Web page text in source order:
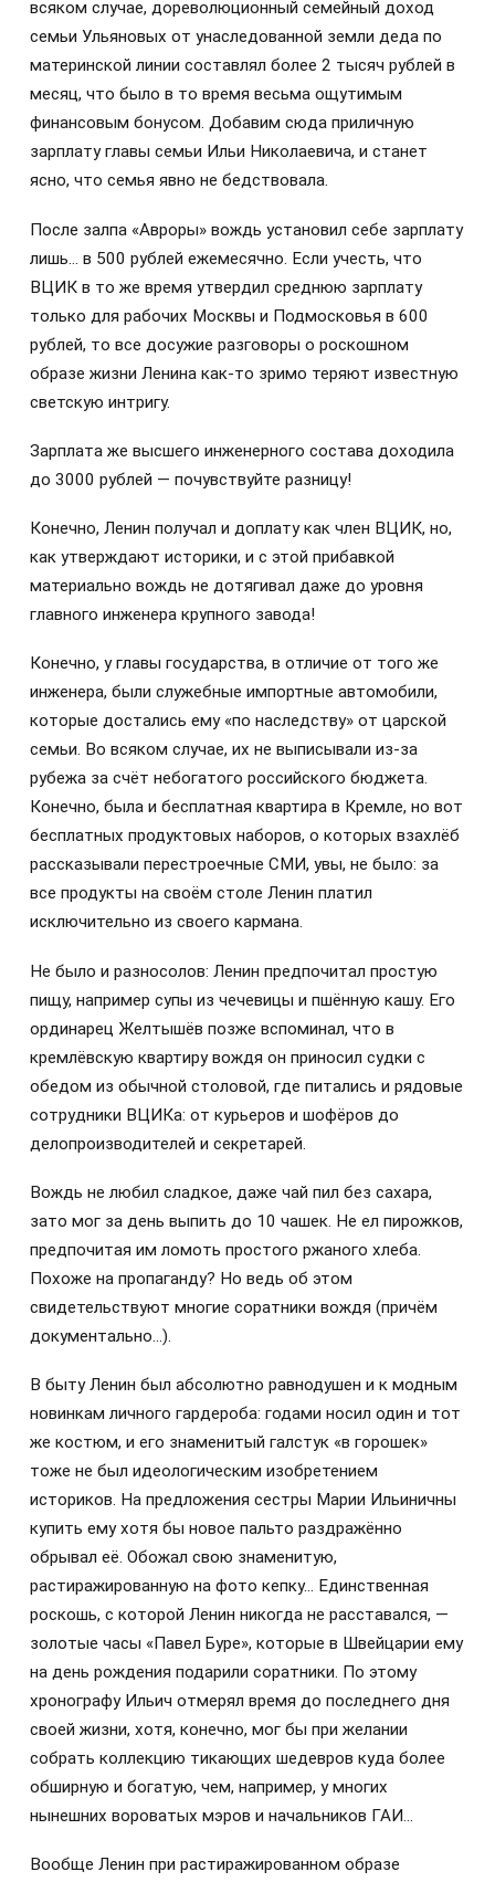
всяком случае, дореволюционный семейный доход
семьи Ульяновых от унаследованной земли деда по
материнской линии составлял более 2 тысяч рублей в
месяц, что было в то время весьма ощутимым
финансовым бонусом. Добавим сюда приличную
зарплату главы семьи Ильи Николаевича, и станет
ясно, что семья явно не бедствовала.
После залпа «Авроры» вождь установил себе зарплату
лишь… в 500 рублей ежемесячно. Если учесть, что
ВЦИК в то же время утвердил среднюю зарплату
только для рабочих Москвы и Подмосковья в 600
рублей, то все досужие разговоры о роскошном
образе жизни Ленина как-то зримо теряют известную
светскую интригу.
Зарплата же высшего инженерного состава доходила
до 3000 рублей — почувствуйте разницу!
Конечно, Ленин получал и доплату как член ВЦИК, но,
как утверждают историки, и с этой прибавкой
материально вождь не дотягивал даже до уровня
главного инженера крупного завода!
Конечно, у главы государства, в отличие от того же
инженера, были служебные импортные автомобили,
которые достались ему «по наследству» от царской
семьи. Во всяком случае, их не выписывали из-за
рубежа за счёт небогатого российского бюджета.
Конечно, была и бесплатная квартира в Кремле, но вот
бесплатных продуктовых наборов, о которых взахлёб
рассказывали перестроечные СМИ, увы, не было: за
все продукты на своём столе Ленин платил
исключительно из своего кармана.
Не было и разносолов: Ленин предпочитал простую
пищу, например супы из чечевицы и пшённую кашу. Его
ординарец Желтышёв позже вспоминал, что в
кремлёвскую квартиру вождя он приносил судки с
обедом из обычной столовой, где питались и рядовые
сотрудники ВЦИКа: от курьеров и шофёров до
делопроизводителей и секретарей.
Вождь не любил сладкое, даже чай пил без сахара,
зато мог за день выпить до 10 чашек. Не ел пирожков,
предпочитая им ломоть простого ржаного хлеба.
Похоже на пропаганду? Но ведь об этом
свидетельствуют многие соратники вождя (причём
документально…).
В быту Ленин был абсолютно равнодушен и к модным
новинкам личного гардероба: годами носил один и тот
же костюм, и его знаменитый галстук «в горошек»
тоже не был идеологическим изобретением
историков. На предложения сестры Марии Ильиничны
купить ему хотя бы новое пальто раздражённо
обрывал её. Обожал свою знаменитую,
растиражированную на фото кепку… Единственная
роскошь, с которой Ленин никогда не расставался, —
золотые часы «Павел Буре», которые в Швейцарии ему
на день рождения подарили соратники. По этому
хронографу Ильич отмерял время до последнего дня
своей жизни, хотя, конечно, мог бы при желании
собрать коллекцию тикающих шедевров куда более
обширную и богатую, чем, например, у многих
нынешних вороватых мэров и начальников ГАИ…
Вообще Ленин при растиражированном образе